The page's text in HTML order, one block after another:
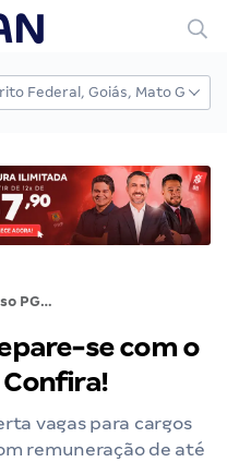
Concurso PGDF: prepare-se com o Gran Vade Mecum! Confira!
se com o
Confira!
vagas para cargos
remuneração de até